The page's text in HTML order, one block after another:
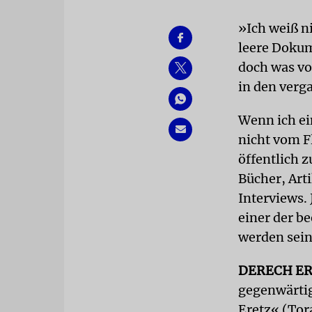
»Ich weiß
leere
doch was
in den
Wenn ich
nicht vom
öffentlich
Bücher,
Interviews.
einer der
werden
DERECH